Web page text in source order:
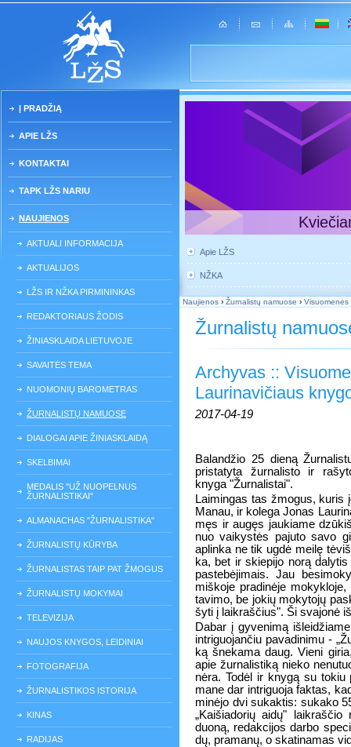
Į PRADŽIĄ
APIE LŽS
KONTAKTAI
TAPK LŽS NARIU
NAUJIENOS
AKTUALI INFORMACIJA
AKTUALIJOS
LŽS IR NŽKA PIRMININKAS
REDAKTORIAUS ŽODIS
ŽINIASKLAIDA LIETUVOJE
SAVAITĖS TEMA
NUOMONIŲ BAROMETRAS
ŽURNALISTŲ NAMUOSE
DIALOGAI APIE ŽINIASKLAIDĄ
SKELBIMAI
MEDALIS "UŽ NUOPELNUS
ŽURNALISTIKAI"
ALMANACHAS "ŽURNALISTIKA"
ŽURNALISTŲ KŪRYBA
ŽURNALISTAS TAIP PAT ŽMOGUS
ŽURNALISTŲ MOKYMAI
TELEVIZIJA
NAUJOS KNYGOS, LEIDINIAI
FOTOGRAFIJA
ŽURNALISTIKOS ISTORIJA
KINAS
RADIJAS
Apie LŽS
NŽKA
Naujienos › Žurnalistų namuose › Visuomenės
Žurnalistų
Archyvas ::
Laurinavičiaus
2017-04-19
Balandžio 25 dieną
pristatyta žurnalisto ir
knyga "Žurnalistai".
Lai­min­gas tas žmo­gus, ku­ris
Ma­nau, ir ko­le­ga Jo­nas
męs ir au­gęs jau­kia­me
nuo vai­kys­tės pa­ju­to sa­vo
ap­lin­ka ne tik ug­dė mei­lę
ka, bet ir skie­pi­jo no­rą
pa­ste­bė­ji­mais. Jau
miš­ko­je pra­di­nė­je
ta­vi­mo, be jo­kių mo­ky­to­jų
šy­ti į laik­raš­čius". Ši sva­jo­nė
Da­bar į gy­ve­ni­mą
in­tri­guo­jan­čiu pa­va­di­ni­mu -
ką šne­ka­ma daug. Vie­ni
apie žur­na­lis­ti­ką nie­ko
nė­ra. To­dėl ir kny­gą su
ma­ne dar in­tri­guo­ja fak­tas,
mi­nė­jo dvi su­kak­tis: su­ka­ko
„Kai­šia­do­rių ai­dų"
duo­ną, re­dak­ci­jos dar­bo
dų, pra­ma­nų, o ska­ti­na­mas